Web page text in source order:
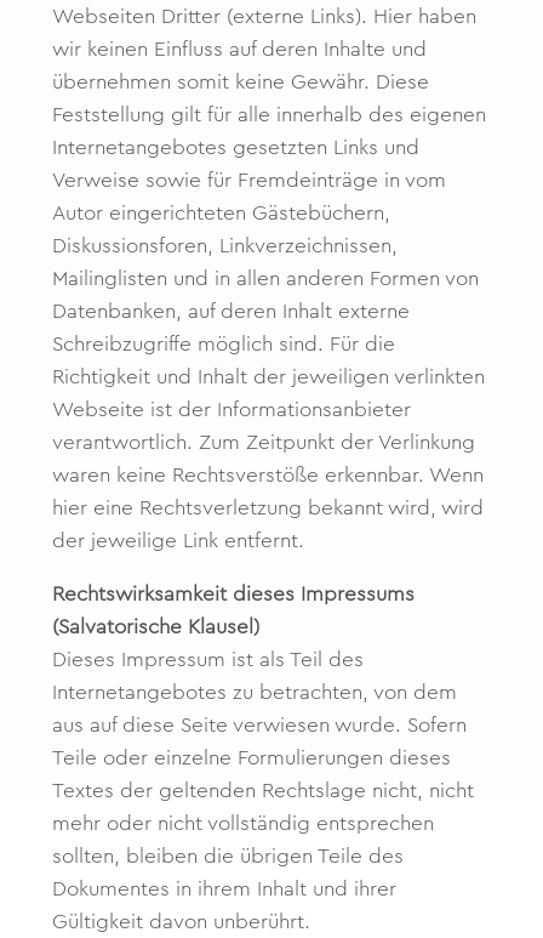
Webseiten Dritter (externe Links). Hier haben
wir keinen Einfluss auf deren Inhalte und
übernehmen somit keine Gewähr. Diese
Feststellung gilt für alle innerhalb des eigenen
Internetangebotes gesetzten Links und
Verweise sowie für Fremdeinträge in vom
Autor eingerichteten Gästebüchern,
Diskussionsforen, Linkverzeichnissen,
Mailinglisten und in allen anderen Formen von
Datenbanken, auf deren Inhalt externe
Schreibzugriffe möglich sind. Für die
Richtigkeit und Inhalt der jeweiligen verlinkten
Webseite ist der Informationsanbieter
verantwortlich. Zum Zeitpunkt der Verlinkung
waren keine Rechtsverstöße erkennbar. Wenn
hier eine Rechtsverletzung bekannt wird, wird
der jeweilige Link entfernt.
Rechtswirksamkeit dieses Impressums
(Salvatorische Klausel)
Dieses Impressum ist als Teil des
Internetangebotes zu betrachten, von dem
aus auf diese Seite verwiesen wurde. Sofern
Teile oder einzelne Formulierungen dieses
Textes der geltenden Rechtslage nicht, nicht
mehr oder nicht vollständig entsprechen
sollten, bleiben die übrigen Teile des
Dokumentes in ihrem Inhalt und ihrer
Gültigkeit davon unberührt.